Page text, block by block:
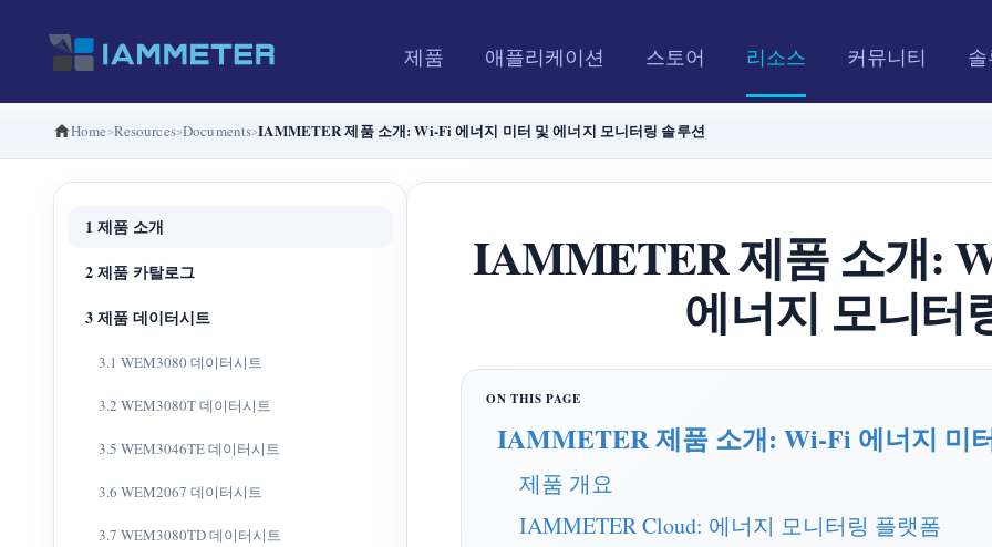
제품 애플리케이션 스토어 리소스 커뮤니티
Home Resources Documents IAMMETER 제품 소개: Wi-Fi 에너지 미터 및 에너지 모니터링 솔루션
1 제품 소개
2 제품 카탈로그
3 제품 데이터시트
3.1 WEM3080 데이터시트
3.2 WEM3080T 데이터시트
3.5 WEM3046TE 데이터시트
3.6 WEM2067 데이터시트
3.7 WEM3080TD 데이터시트
IAMMETER 제품 소개:
에너지 모니터
IAMMETER 제품 소개: Wi-Fi 에너지 미
제품 개요
IAMMETER Cloud: 에너지 모니터링 플랫폼